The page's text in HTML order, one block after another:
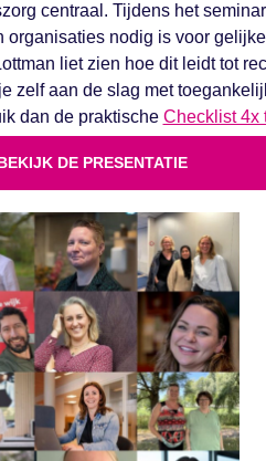
centraal. Tijdens het
organisaties nodig is voor
liet zien hoe dit leidt tot
zelf aan de slag met
dan de praktische Checklist 4x
DE PRESENTATIE